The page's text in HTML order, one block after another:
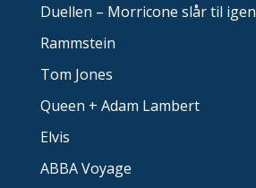
Duellen – Morricone slår til igen
Rammstein
Tom Jones
Queen + Adam Lambert
Elvis
ABBA Voyage